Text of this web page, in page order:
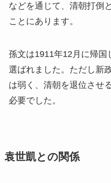
などを通じて、清朝打倒
ことにあります。
孫文は1911年12月に帰国
選ばれました。ただし新
は弱く、清朝を退位させ
必要でした。
袁世凱との関係